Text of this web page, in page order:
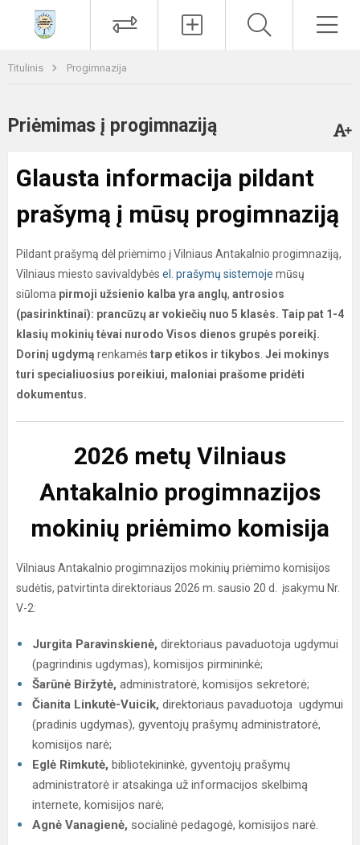
Titulinis Progimnazija
Priėmimas į progimnaziją
Glausta informacija pildant
prašymą į mūsų progimnaziją
Pildant prašymą dėl priėmimo į Vilniaus Antakalnio progimnaziją,
Vilniaus miesto savivaldybės el. prašymų sistemoje mūsų
siūloma pirmoji užsienio kalba yra anglų, antrosios
(pasirinktinai): prancūzų ar vokiečių nuo 5 klasės. Taip pat 1-4
klasių mokinių tėvai nurodo Visos dienos grupės poreikį.
Dorinį ugdymą renkamės tarp etikos ir tikybos Jei mokinys
turi specialiuosius poreikiui, maloniai prašome pridėti
dokumentus.
2026 metų Vilniaus
Antakalnio progimnazijos
mokinių priėmimo komisija
​​​​​​Vilniaus Antakalnio progimnazijos mokinių priėmimo komisijos
sudėtis, patvirtinta direktoriaus 2026 m. sausio 20 d. įsakymu Nr.
V-2:
Jurgita Paravinskienė, direktoriaus pavaduotoja ugdymui
(pagrindinis ugdymas), komisijos pirmininkė;
Šarūnė Biržytė, administratorė, komisijos sekretorė;
Čianita Linkutė-Vuicik, direktoriaus pavaduotoja ugdymui
(pradinis ugdymas), gyventojų prašymų administratorė,
komisijos narė;
Eglė Rimkutė, bibliotekininkė, gyventojų prašymų
administratorė ir atsakinga už informacijos skelbimą
internete, komisijos narė;
Agnė Vanagienė, socialinė pedagogė, komisijos narė.